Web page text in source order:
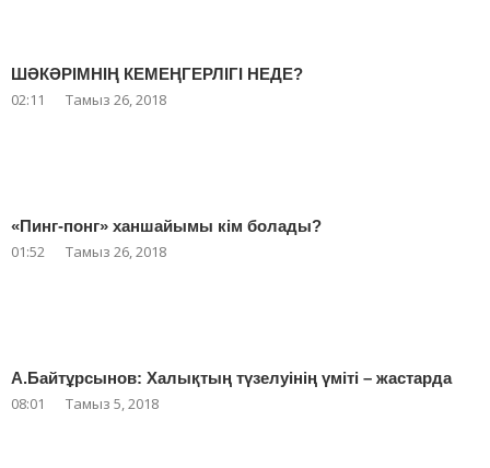
ШӘКӘРІМНІҢ КЕМЕҢГЕРЛІГІ НЕДЕ?
02:11 Тамыз 26, 2018
«Пинг-понг» ханшайымы кім болады?
01:52 Тамыз 26, 2018
А.Байтұрсынов: Халықтың түзелуінің үміті – жастарда
08:01 Тамыз 5, 2018